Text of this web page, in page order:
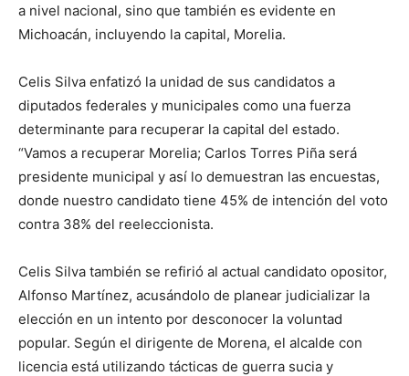
a nivel nacional, sino que también es evidente en
Michoacán, incluyendo la capital, Morelia.
Celis Silva enfatizó la unidad de sus candidatos a
diputados federales y municipales como una fuerza
determinante para recuperar la capital del estado.
“Vamos a recuperar Morelia; Carlos Torres Piña será
presidente municipal y así lo demuestran las encuestas,
donde nuestro candidato tiene 45% de intención del voto
contra 38% del reeleccionista.
Celis Silva también se refirió al actual candidato opositor,
Alfonso Martínez, acusándolo de planear judicializar la
elección en un intento por desconocer la voluntad
popular. Según el dirigente de Morena, el alcalde con
licencia está utilizando tácticas de guerra sucia y